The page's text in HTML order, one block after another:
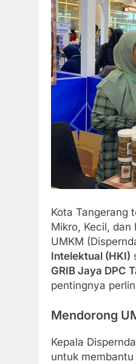
Kota Tangerang
Mikro, Kecil, dan
UMKM
Intelektual (HKI)
GRIB Jaya DPC
pentingnya
Mendorong
Kepala
untuk